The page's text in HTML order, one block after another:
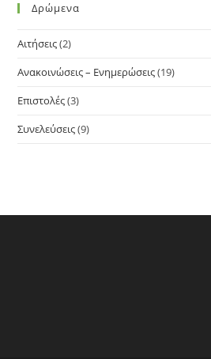
Δρώμενα
Αιτήσεις(2)
Ανακοινώσεις – Ενημερώσεις(19)
Επιστολές(3)
Συνελεύσεις(9)